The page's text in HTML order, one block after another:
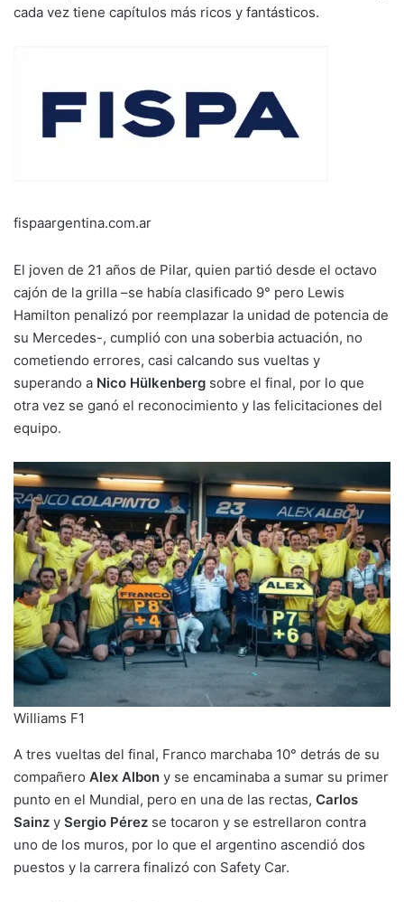
cada vez tiene capítulos más ricos y fantásticos.
fispaargentina.com.ar
El joven de 21 años de Pilar, quien partió desde el octavo
cajón de la grilla –se había clasificado 9° pero Lewis
Hamilton penalizó por reemplazar la unidad de potencia de
su Mercedes-, cumplió con una soberbia actuación, no
cometiendo errores, casi calcando sus vueltas y
superando a Nico Hülkenberg sobre el final, por lo que
otra vez se ganó el reconocimiento y las felicitaciones del
equipo.
Williams F1
A tres vueltas del final, Franco marchaba 10° detrás de su
compañero Alex Albon y se encaminaba a sumar su primer
punto en el Mundial, pero en una de las rectas, Carlos
Sainz y Sergio Pérez se tocaron y se estrellaron contra
uno de los muros, por lo que el argentino ascendió dos
puestos y la carrera finalizó con Safety Car.